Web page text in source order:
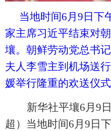
当地时间6月9日下
家主席习近平结束对
壤。朝鲜劳动党总书
夫人李雪主到机场送
媛举行隆重的欢送仪
新华社平壤6月9
超）当地时间6月9日